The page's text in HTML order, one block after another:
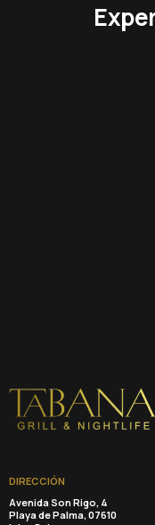
DIRECCIÓN
Avenida Son Rigo, 4
Playa de Palma, 07610